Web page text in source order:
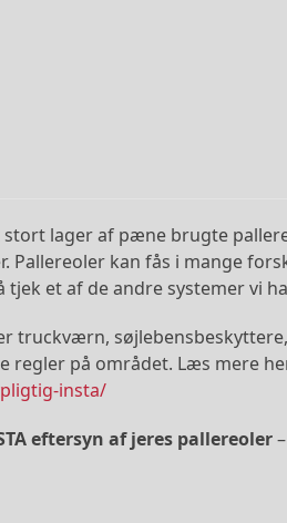
lager af pæne brugte
Pallereoler kan fås i mange
tjek et af de andre systemer vi
truckværn,
regler på området. Læs mere
insta/
eftersyn af jeres pallereoler–